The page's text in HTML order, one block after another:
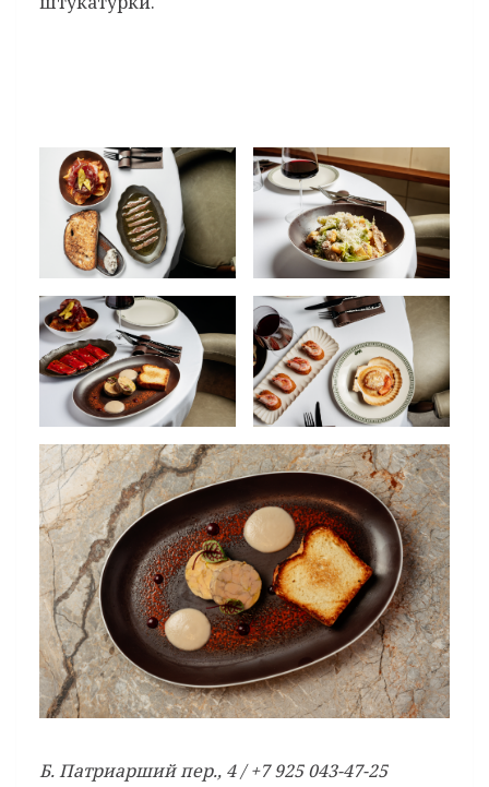
Б. Патриарший пер., 4 / +7 925 043-47-25